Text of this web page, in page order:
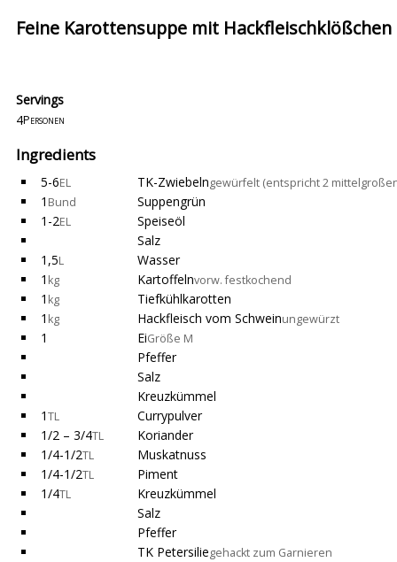
Feine Karottensuppe mit Hackfleischklößchen
Servings
4Personen
Ingredients
5-6EL TK-Zwiebelngewürfelt (entspricht 2
1 Bund
Suppengrün
1-2EL
Speiseöl
Salz
1,5L
Wasser
1 kg Kartoffelnvorw. festkochend
1 kg
Tiefkühlkarotten
1 kg Hackfleisch vom Schweinungewürzt
1 EiGröße M
Pfeffer
Salz
Kreuzkümmel
1TL
Currypulver
1/2 – 3/4TL
Koriander
1/4-1/2TL
Muskatnuss
1/4-1/2TL
Piment
1/4TL
Kreuzkümmel
Salz
Pfeffer
TK Petersiliegehackt zum Garnieren